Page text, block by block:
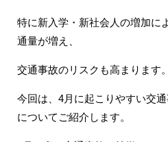
特に新入学・新社会人の増加に
通量が増え、
交通事故のリスクも高まります。
今回は、4月に起こりやすい交
についてご紹介します。